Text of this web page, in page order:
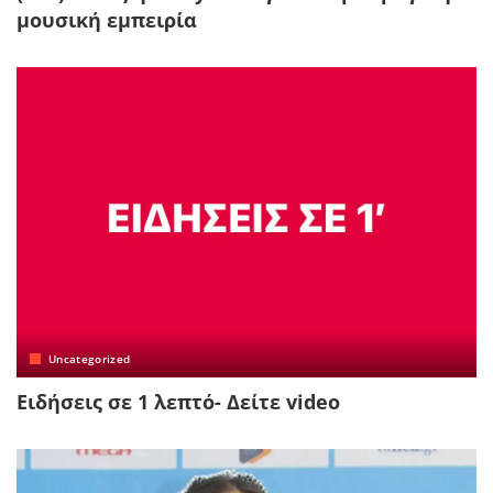
μουσική εμπειρία
Uncategorized
Ειδήσεις σε 1 λεπτό- Δείτε video